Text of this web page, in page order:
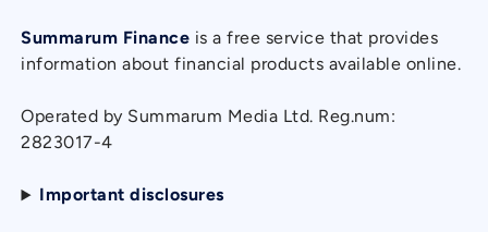
Summarum Finance is a free service that provides
information about financial products available online.
Operated by Summarum Media Ltd. Reg.num:
2823017-4
Important disclosures